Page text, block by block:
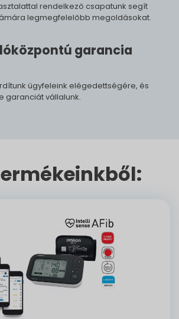
rendelkező csapatunk segít
legmegfelelőbb megoldásokat.
ga­ran­cia
ügyfeleink elégedettségére, és
garanciát vállalunk.